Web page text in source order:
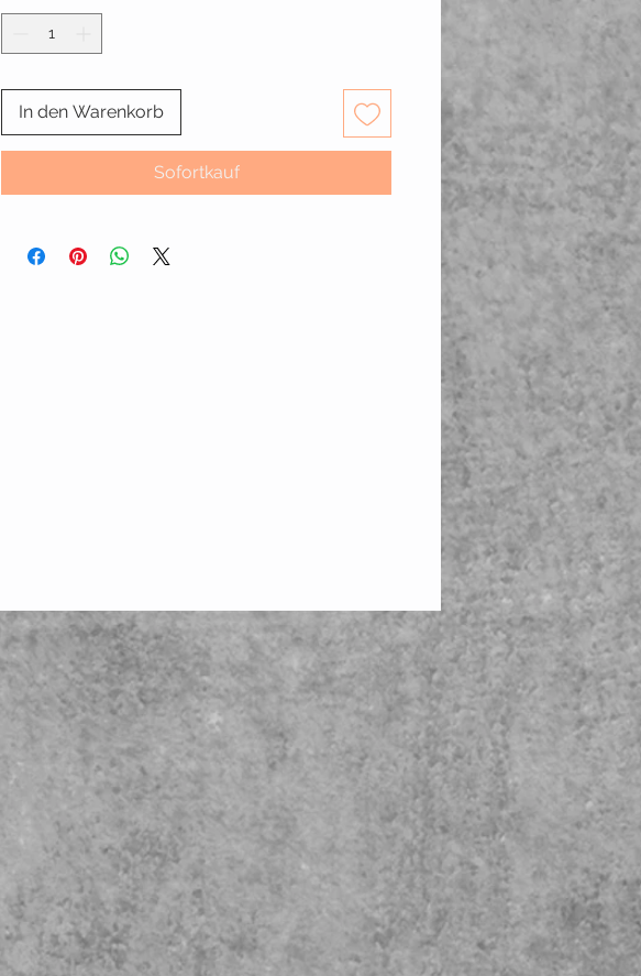
In den Warenkorb
Sofortkauf